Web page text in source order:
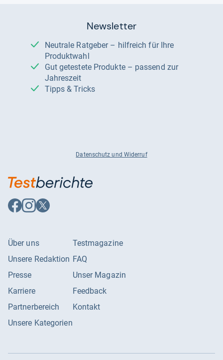
Newsletter
Neutrale Ratgeber – hilfreich für Ihre
Produktwahl
Gut getestete Produkte – passend zur
Jahreszeit
Tipps & Tricks
Datenschutz und Widerruf
Auf
Facebook
Auf
Instagram
Auf
X
Über uns
Unsere Redaktion
Presse
Karriere
Partnerbereich
Unsere Kategorien
Testmagazine
FAQ
Unser Magazin
Feedback
Kontakt